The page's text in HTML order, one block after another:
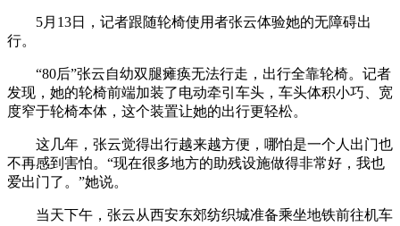
5月13日，记者跟随轮椅使用者张云体验她的无障碍出
行。
“80后”张云自幼双腿瘫痪无法行走，出行全靠轮椅。记者
发现，她的轮椅前端加装了电动牵引车头，车头体积小巧、宽
度窄于轮椅本体，这个装置让她的出行更轻松。
这几年，张云觉得出行越来越方便，哪怕是一个人出门也
不再感到害怕。“现在很多地方的助残设施做得非常好，我也
爱出门了。”她说。
当天下午，张云从西安东郊纺织城准备乘坐地铁前往机车